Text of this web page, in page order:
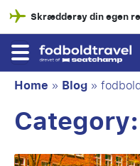
Skræddersy din egen
Home » Blog »
Category: